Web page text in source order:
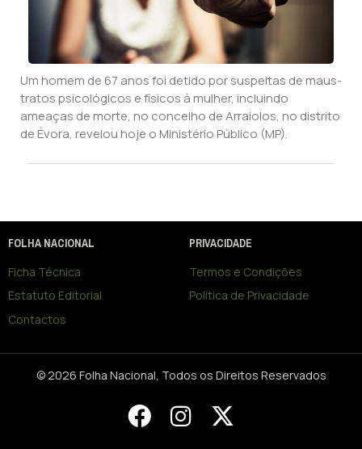
Um homem de 67 anos foi detido por suspeitas de maus-
tratos psicológicos e físicos à mulher, incluindo
ameaças de morte, no concelho de Arraiolos, no distrito
de Évora, revelou hoje o Ministério Público (MP).
FOLHA NACIONAL
Ficha Técnica
Estatuto Editorial
Contactos
PRIVACIDADE
Termos e Condições
Política de Privacidade
© 2026 Folha Nacional, Todos os Direitos Reservados